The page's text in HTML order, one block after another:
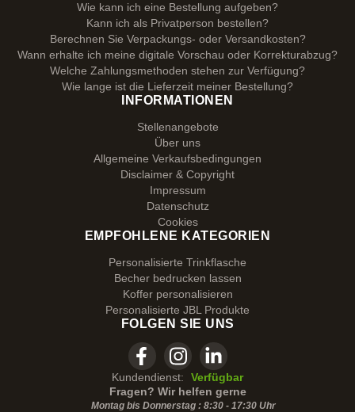
Wie kann ich eine Bestellung aufgeben?
Kann ich als Privatperson bestellen?
Berechnen Sie Verpackungs- oder Versandkosten?
Wann erhalte ich meine digitale Vorschau oder Korrekturabzug?
Welche Zahlungsmethoden stehen zur Verfügung?
Wie lange ist die Lieferzeit meiner Bestellung?
INFORMATIONEN
Stellenangebote
Über uns
Allgemeine Verkaufsbedingungen
Disclaimer & Copyright
Impressum
Datenschutz
Cookies
EMPFOHLENE KATEGORIEN
Personalisierte Trinkflasche
Becher bedrucken lassen
Koffer personalisieren
Personalisierte JBL Produkte
FOLGEN SIE UNS
Kundendienst:
Verfügbar
Fragen? Wir helfen gerne
Montag bis Donnerstag : 8:30 - 17:30 Uhr